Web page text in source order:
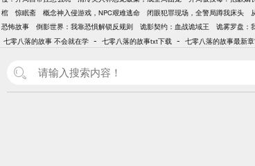
棺
惊眠斋 概念神入侵游戏，NPC艰难逃命 闭眼犯罪现场，全警局蹲我床头
恐怖故事
倒影世界：我靠恐惧解锁反规则 诡影契约：血战诡域王 诡雾罗盘：
七零八落的故事 不会就在学 - 七零八落的故事txt下载 - 七零八落的故事最新